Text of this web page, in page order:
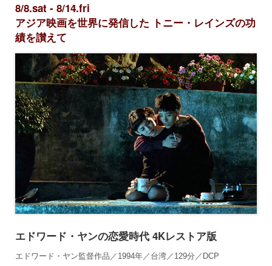
8/8.sat - 8/14.fri
アジア映画を世界に発信した トニー・レインズの功
績を讃えて
エドワード・ヤンの恋愛時代 4Kレストア版
エドワード・ヤン監督作品／1994年／台湾／129分／DCP